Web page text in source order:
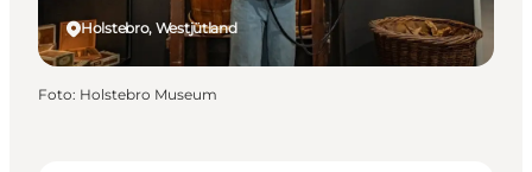
Holstebro, Westjütland
Foto: Holstebro Museum